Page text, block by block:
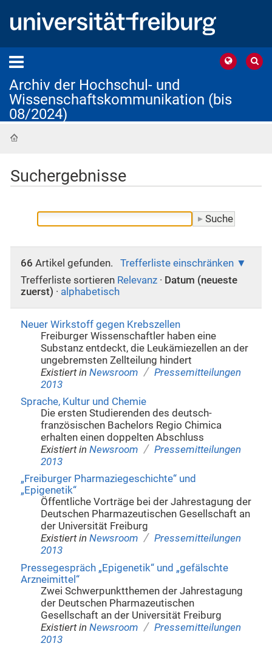
Archiv der Hochschul- und
Wissenschaftskommunikation (bis
08/2024)
Suchergebnisse
66 Artikel gefunden.
Trefferliste einschränken
Trefferliste sortieren Relevanz · Datum (neueste
zuerst) · alphabetisch
Neuer Wirkstoff gegen Krebszellen
Freiburger Wissenschaftler haben eine
Substanz entdeckt, die Leukämiezellen an der
ungebremsten Zellteilung hindert
Existiert in Newsroom / Pressemitteilungen
2013
Sprache, Kultur und Chemie
Die ersten Studierenden des deutsch-
französischen Bachelors Regio Chimica
erhalten einen doppelten Abschluss
Existiert in Newsroom / Pressemitteilungen
2013
„Freiburger Pharmaziegeschichte“ und
„Epigenetik“
Öffentliche Vorträge bei der Jahrestagung der
Deutschen Pharmazeutischen Gesellschaft an
der Universität Freiburg
Existiert in Newsroom / Pressemitteilungen
2013
Pressegespräch „Epigenetik“ und „gefälschte
Arzneimittel“
Zwei Schwerpunktthemen der Jahrestagung
der Deutschen Pharmazeutischen
Gesellschaft an der Universität Freiburg
Existiert in Newsroom / Pressemitteilungen
2013